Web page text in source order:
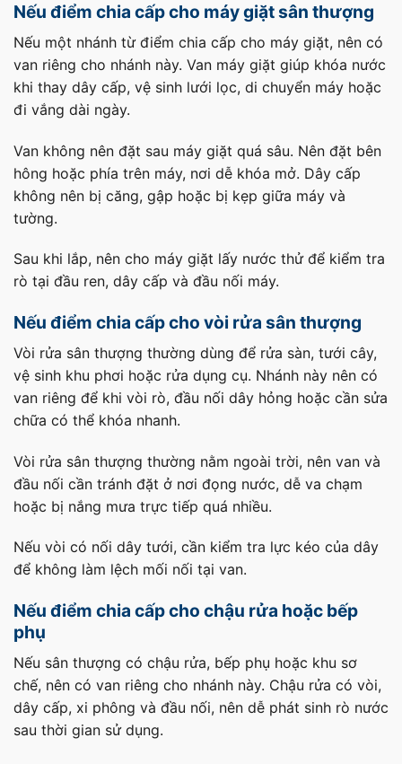
Nếu điểm chia cấp cho máy giặt sân thượng
Nếu một nhánh từ điểm chia cấp cho máy giặt, nên có
van riêng cho nhánh này. Van máy giặt giúp khóa nước
khi thay dây cấp, vệ sinh lưới lọc, di chuyển máy hoặc
đi vắng dài ngày.
Van không nên đặt sau máy giặt quá sâu. Nên đặt bên
hông hoặc phía trên máy, nơi dễ khóa mở. Dây cấp
không nên bị căng, gập hoặc bị kẹp giữa máy và
tường.
Sau khi lắp, nên cho máy giặt lấy nước thử để kiểm tra
rò tại đầu ren, dây cấp và đầu nối máy.
Nếu điểm chia cấp cho vòi rửa sân thượng
Vòi rửa sân thượng thường dùng để rửa sàn, tưới cây,
vệ sinh khu phơi hoặc rửa dụng cụ. Nhánh này nên có
van riêng để khi vòi rò, đầu nối dây hỏng hoặc cần sửa
chữa có thể khóa nhanh.
Vòi rửa sân thượng thường nằm ngoài trời, nên van và
đầu nối cần tránh đặt ở nơi đọng nước, dễ va chạm
hoặc bị nắng mưa trực tiếp quá nhiều.
Nếu vòi có nối dây tưới, cần kiểm tra lực kéo của dây
để không làm lệch mối nối tại van.
Nếu điểm chia cấp cho chậu rửa hoặc bếp
phụ
Nếu sân thượng có chậu rửa, bếp phụ hoặc khu sơ
chế, nên có van riêng cho nhánh này. Chậu rửa có vòi,
dây cấp, xi phông và đầu nối, nên dễ phát sinh rò nước
sau thời gian sử dụng.